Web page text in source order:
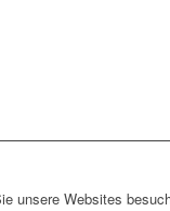
Websites